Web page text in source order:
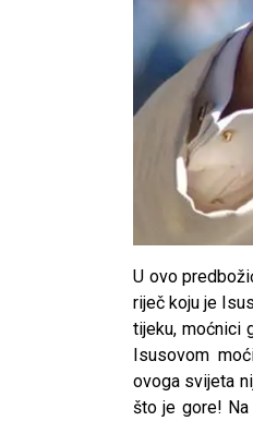
U ovo
riječ koju je
tijeku, moćnici
Isusovom
ovoga svijeta
što je gore!